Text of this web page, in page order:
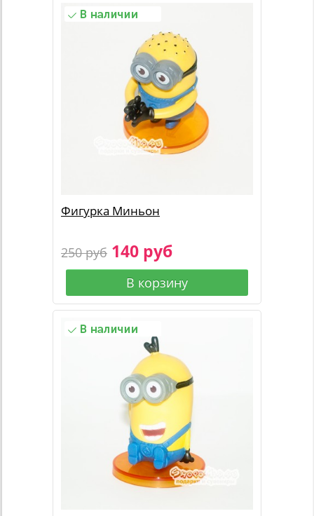
Фигурка Миньон
250 руб 140 руб
В корзину